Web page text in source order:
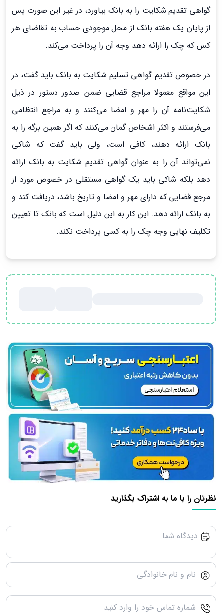
گواهی تقدیم شکایت را به بانک بیاورد، در غیر این صورت پس
از پایان یک هفته بانک از محل موجودی حساب به تقاضای هر
کس که چک را ارائه دهد وجه آن را پرداخت می‌کند.
در خصوص تقدیم گواهی تسلیم شکایت به بانک باید گفت، در
این مواقع معمولا مراجع قضایی ضمن صدور دستور در ذیل
شکایت‌نامه آن را مهر و امضا می‌کنند و به مراجع انتظامی
می‌فرستند و اکثر اشخاص گمان می‌کنند که اگر همین برگه را به
بانک ارائه دهند، کافی است، ولی باید گفت که شاکی
نمی‌تواند آن را به عنوان گواهی تقدیم شکایت به بانک ارائه
دهد بلکه شاکی باید یک گواهی مستقلی در خصوص مورد از
مرجع قضایی که دارای مهر و امضا و تاریخ باشد، دریافت کند و
به بانک ارائه دهد. این کار به این دلیل است که بانک تا تعیین
تکلیف نهایی وجه چک را به کسی پرداخت نکند.
نظرتان را با ما به اشتراک بگذارید